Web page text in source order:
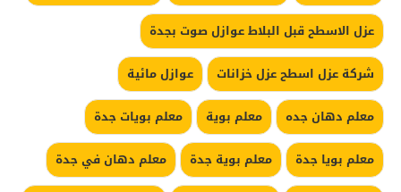
عزل الاسطح قبل البلاط عوازل صوت بجدة
شركة عزل اسطح عزل خزانات
عوازل مائية
معلم دهان جده
معلم بوية
معلم بويات جدة
معلم بويا جدة
معلم بوية جدة
معلم دهان في جدة